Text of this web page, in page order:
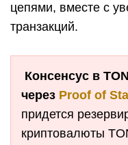
цепями, вместе с
транзакций.
Консенсус в
через Proof of
придется
криптовалюты